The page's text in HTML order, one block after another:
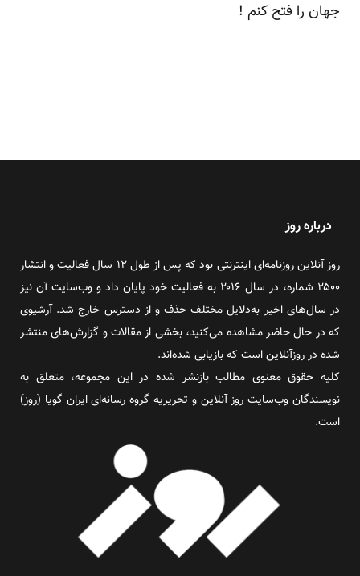
جهان را فتح کنم !
درباره روز
روز آنلاین روزنامه‌ای اینترنتی بود که پس از طول ۱۲ سال فعالیت و انتشار
۲۵۰۰ شماره، در سال ۲۰۱۶ به فعالیت خود پایان داد و وب‌سایت آن نیز
در سال‌های اخیر به‌دلایل مختلف حذف و از دسترس خارج شد. آرشیوی
که در حال حاضر مشاهده می‌کنید، بخشی از مقالات و گزارش‌های منتشر
شده در روزآنلاین است که بازیابی شده‌اند.
کلیه حقوق معنوی مطالب بازنشر شده در این مجموعه، متعلق به
نویسندگان وب‌سایت روز آنلاین و تحریریه گروه رسانه‌ای ایران گویا (روز)
است.